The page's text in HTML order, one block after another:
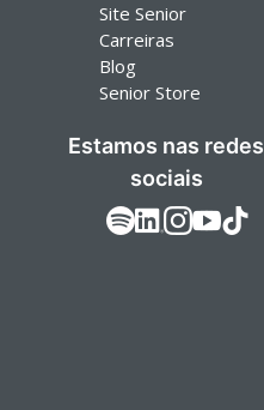
Site Senior
Carreiras
Blog
Senior Store
Estamos nas redes
sociais